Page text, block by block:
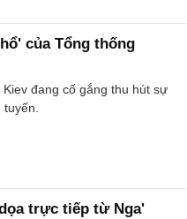
của Tổng thống
đang cố gắng thu hút sự
trực tiếp từ Nga'